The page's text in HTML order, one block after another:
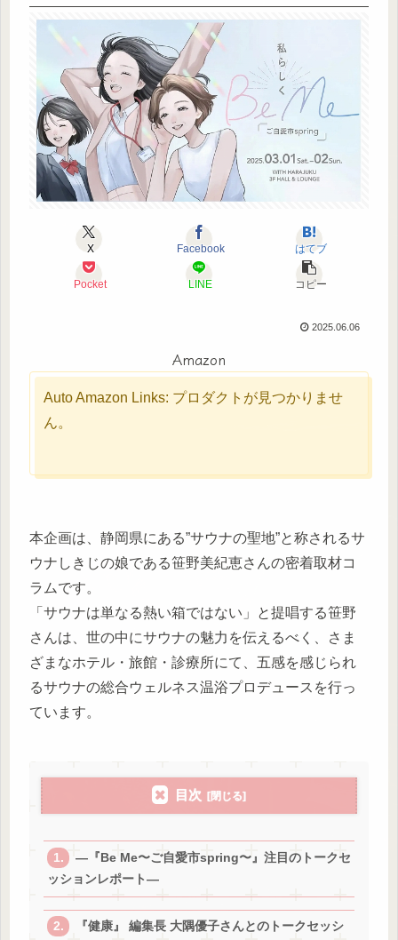
X Facebook はてブ
Pocket LINE コピー
2025.06.06
Amazon
Auto Amazon Links: プロダクトが見つかりませ
ん。
本企画は、静岡県にある”サウナの聖地”と称されるサ
ウナしきじの娘である笹野美紀恵さんの密着取材コ
ラムです。
「サウナは単なる熱い箱ではない」と提唱する笹野
さんは、世の中にサウナの魅力を伝えるべく、さま
ざまなホテル・旅館・診療所にて、五感を感じられ
るサウナの総合ウェルネス温浴プロデュースを行っ
ています。
目次
―『Be Me〜ご自愛市spring〜』注目のトークセ
ッションレポート―
『健康』 編集長 大隅優子さんとのトークセッシ